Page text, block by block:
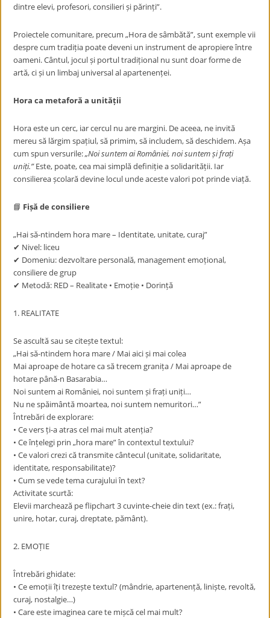
dintre elevi, profesori, consilieri și părinți”.
Proiectele comunitare, precum „Hora de sâmbătă”, sunt exemple vii
despre cum tradiția poate deveni un instrument de apropiere între
oameni. Cântul, jocul și portul tradițional nu sunt doar forme de
artă, ci și un limbaj universal al apartenenței.
Hora ca metaforă a unității
Hora este un cerc, iar cercul nu are margini. De aceea, ne invită
mereu să lărgim spațiul, să primim, să includem, să deschidem. Așa
cum spun versurile:„Noi suntem ai României, noi suntem și frați
uniți.”Este, poate, cea mai simplă definiție a solidarității. Iar
consilierea școlară devine locul unde aceste valori pot prinde viață.
📘 Fișă de consiliere
„Hai să-ntindem hora mare – Identitate, unitate, curaj”
✔ Nivel: liceu
✔ Domeniu: dezvoltare personală, management emoțional,
consiliere de grup
✔ Metodă: RED – Realitate • Emoție • Dorință
1. REALITATE
Se ascultă sau se citește textul:
„Hai să-ntindem hora mare / Mai aici și mai colea
Mai aproape de hotare ca să trecem granița / Mai aproape de
hotare până-n Basarabia…
Noi suntem ai României, noi suntem și frați uniți…
Nu ne spăimântă moartea, noi suntem nemuritori…”
Întrebări de explorare:
• Ce vers ți-a atras cel mai mult atenția?
• Ce înțelegi prin „hora mare” în contextul textului?
• Ce valori crezi că transmite cântecul (unitate, solidaritate,
identitate, responsabilitate)?
• Cum se vede tema curajului în text?
Activitate scurtă:
Elevii marchează pe flipchart 3 cuvinte-cheie din text (ex.: frați,
unire, hotar, curaj, dreptate, pământ).
2. EMOȚIE
Întrebări ghidate:
• Ce emoții îți trezește textul? (mândrie, apartenență, liniște, revoltă,
curaj, nostalgie…)
• Care este imaginea care te mișcă cel mai mult?